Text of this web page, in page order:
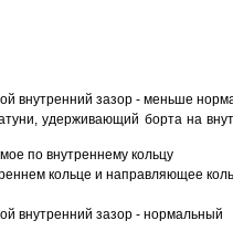
внутренний зазор - меньше
удерживающий борта на
по внутреннему кольцу
кольце и направляющее
внутренний зазор - нормальный